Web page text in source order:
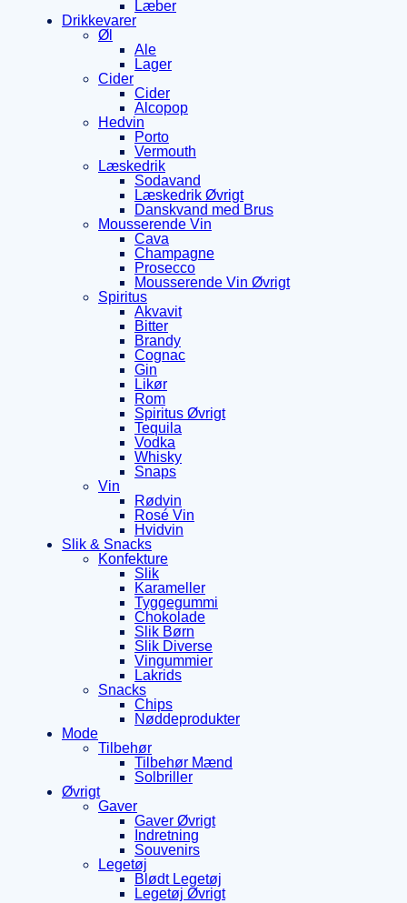
Læber
Drikkevarer
Øl
Ale
Lager
Cider
Cider
Alcopop
Hedvin
Porto
Vermouth
Læskedrik
Sodavand
Læskedrik Øvrigt
Danskvand med Brus
Mousserende Vin
Cava
Champagne
Prosecco
Mousserende Vin Øvrigt
Spiritus
Akvavit
Bitter
Brandy
Cognac
Gin
Likør
Rom
Spiritus Øvrigt
Tequila
Vodka
Whisky
Snaps
Vin
Rødvin
Rosé Vin
Hvidvin
Slik & Snacks
Konfekture
Slik
Karameller
Tyggegummi
Chokolade
Slik Børn
Slik Diverse
Vingummier
Lakrids
Snacks
Chips
Nøddeprodukter
Mode
Tilbehør
Tilbehør Mænd
Solbriller
Øvrigt
Gaver
Gaver Øvrigt
Indretning
Souvenirs
Legetøj
Blødt Legetøj
Legetøj Øvrigt